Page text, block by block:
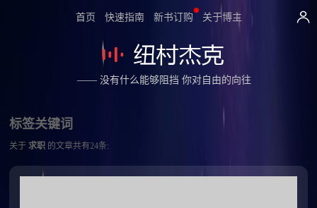
首页 快速指南 新书订购 关于博主
—— 没有什么能够阻挡 你对自由的向往
标签关键词
关于求职 的文章共有24条: